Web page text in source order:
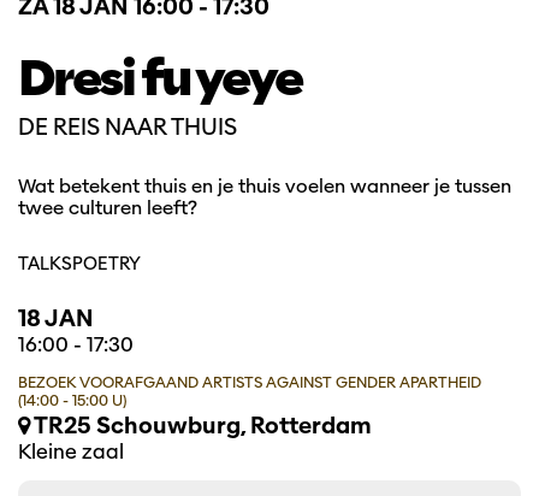
Dresi fu yeye
DE REIS NAAR THUIS
ZA 18 JAN 16:00 - 17:30
Wat betekent thuis en je thuis voelen wanneer je tussen
twee culturen leeft?
TALKSPOETRY
18 JAN
16:00 - 17:30
BEZOEK VOORAFGAAND ARTISTS AGAINST GENDER APARTHEID
(14:00 - 15:00 U)
TR25 Schouwburg, Rotterdam
Kleine zaal